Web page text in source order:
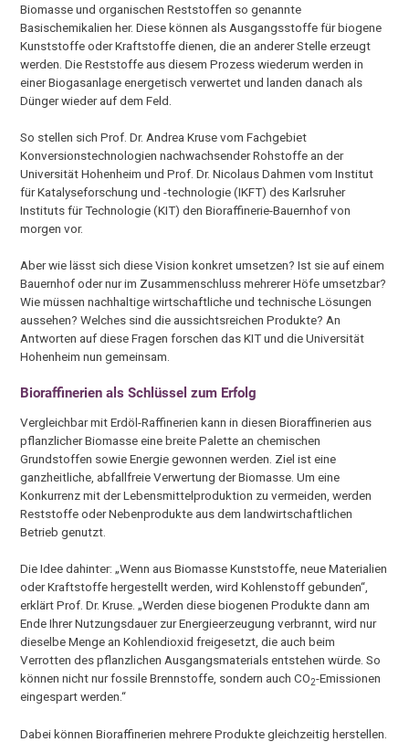
Biomasse und organischen Reststoffen so genannte
Basischemikalien her. Diese können als Ausgangsstoffe für biogene
Kunststoffe oder Kraftstoffe dienen, die an anderer Stelle erzeugt
werden. Die Reststoffe aus diesem Prozess wiederum werden in
einer Biogasanlage energetisch verwertet und landen danach als
Dünger wieder auf dem Feld.
So stellen sich Prof. Dr. Andrea Kruse vom Fachgebiet
Konversionstechnologien nachwachsender Rohstoffe an der
Universität Hohenheim und Prof. Dr. Nicolaus Dahmen vom Institut
für Katalyseforschung und -technologie (IKFT) des Karlsruher
Instituts für Technologie (KIT) den Bioraffinerie-Bauernhof von
morgen vor.
Aber wie lässt sich diese Vision konkret umsetzen? Ist sie auf einem
Bauernhof oder nur im Zusammenschluss mehrerer Höfe umsetzbar?
Wie müssen nachhaltige wirtschaftliche und technische Lösungen
aussehen? Welches sind die aussichtsreichen Produkte? An
Antworten auf diese Fragen forschen das KIT und die Universität
Hohenheim nun gemeinsam.
Bioraffinerien als Schlüssel zum Erfolg
Vergleichbar mit Erdöl-Raffinerien kann in diesen Bioraffinerien aus
pflanzlicher Biomasse eine breite Palette an chemischen
Grundstoffen sowie Energie gewonnen werden. Ziel ist eine
ganzheitliche, abfallfreie Verwertung der Biomasse. Um eine
Konkurrenz mit der Lebensmittelproduktion zu vermeiden, werden
Reststoffe oder Nebenprodukte aus dem landwirtschaftlichen
Betrieb genutzt.
Die Idee dahinter: „Wenn aus Biomasse Kunststoffe, neue Materialien
oder Kraftstoffe hergestellt werden, wird Kohlenstoff gebunden“,
erklärt Prof. Dr. Kruse. „Werden diese biogenen Produkte dann am
Ende Ihrer Nutzungsdauer zur Energieerzeugung verbrannt, wird nur
dieselbe Menge an Kohlendioxid freigesetzt, die auch beim
Verrotten des pflanzlichen Ausgangsmaterials entstehen würde. So
können nicht nur fossile Brennstoffe, sondern auch CO2-Emissionen
eingespart werden.“
Dabei können Bioraffinerien mehrere Produkte gleichzeitig herstellen.